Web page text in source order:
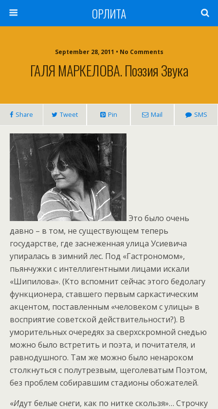
ОРЛИТА
September 28, 2011 • No Comments
ГАЛЯ МАРКЕЛОВА. Поэзия Звука
Share Tweet Pin Mail SMS
Это было очень
давно – в том, не существующем теперь
государстве, где заснеженная улица Усиевича
упиралась в зимний лес. Под «Гастрономом»,
пьянчужки с интеллигентными лицами искали
«Шипилова». (Кто вспомнит сейчас этого бедолагу
функционера, ставшего первым саркастическим
акцентом, поставленным «человеком с улицы» в
восприятие советской действительности?). В
уморительных очередях за сверхскромной снедью
можно было встретить и поэта, и почитателя, и
равнодушного. Там же можно было ненароком
столкнуться с полутрезвым, щеголеватым Поэтом,
без проблем собиравшим стадионы обожателей.
«Идут белые снеги, как по нитке скользя»… Строчку